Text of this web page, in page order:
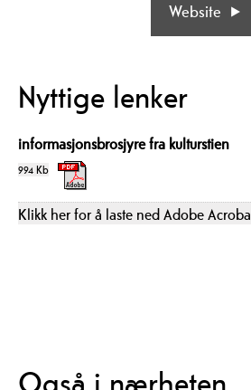
Website
Nyttige lenker
informasjonsbrosjyre fra kulturstien
994 Kb
Klikk her for å laste ned Adobe